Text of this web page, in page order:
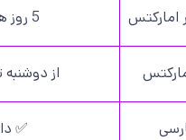
امارکتس 5 روز هفته
از
✅